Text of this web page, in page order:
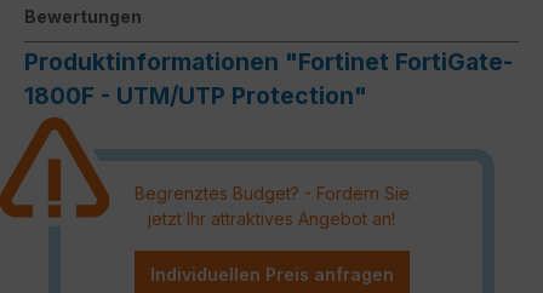
Bewertungen
Produktinformationen "Fortinet FortiGate-
1800F - UTM/UTP Protection"
Begrenztes Budget? - Fordern Sie
jetzt Ihr attraktives Angebot an!
Individuellen Preis anfragen